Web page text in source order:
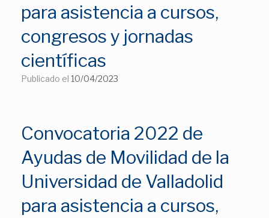
para asistencia a cursos,
congresos y jornadas
científicas
Publicado el 10/04/2023
Convocatoria 2022 de
Ayudas de Movilidad de la
Universidad de Valladolid
para asistencia a cursos,